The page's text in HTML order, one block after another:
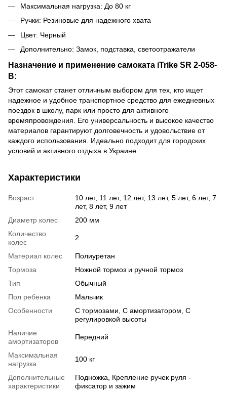
Максимальная нагрузка: До 80 кг
Ручки: Резиновые для надежного хвата
Цвет: Черный
Дополнительно: Замок, подставка, светоотражатели
Назначение и применение самоката iTrike SR 2-058-
B:
Этот самокат станет отличным выбором для тех, кто ищет
надежное и удобное транспортное средство для ежедневных
поездок в школу, парк или просто для активного
времяпровождения. Его универсальность и высокое качество
материалов гарантируют долговечность и удовольствие от
каждого использования. Идеально подходит для городских
условий и активного отдыха в Украине.
Характеристики
Возраст
10 лет, 11 лет, 12 лет, 13 лет, 5 лет, 6 лет, 7
лет, 8 лет, 9 лет
Диаметр колес
200 мм
Количество
колес
2
Материал колес
Полиуретан
Тормоза
Ножной тормоз и ручной тормоз
Тип
Обычный
Пол ребенка
Мальчик
Особенности
С тормозами, С амортизатором, С
регулировкой высоты
Наличие
амортизаторов
Передний
Максимальная
нагрузка
100 кг
Дополнительные
характеристики
Подножка, Крепление ручек руля -
фиксатор и зажим